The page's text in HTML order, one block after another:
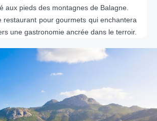
aux pieds des montagnes de Balagne.
restaurant pour gourmets qui enchantera
une gastronomie ancrée dans le terroir.